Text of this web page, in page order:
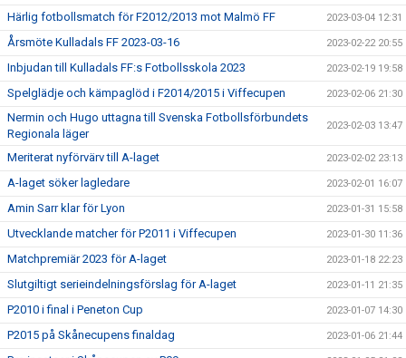
Härlig fotbollsmatch för F2012/2013 mot Malmö FF 2023-03-04 12:31
Årsmöte Kulladals FF 2023-03-16 2023-02-22 20:55
Inbjudan till Kulladals FF:s Fotbollsskola 2023 2023-02-19 19:58
Spelglädje och kämpaglöd i F2014/2015 i Viffecupen 2023-02-06 21:30
Nermin och Hugo uttagna till Svenska Fotbollsförbundets
Regionala läger
2023-02-03 13:47
Meriterat nyförvärv till A-laget 2023-02-02 23:13
A-laget söker lagledare 2023-02-01 16:07
Amin Sarr klar för Lyon 2023-01-31 15:58
Utvecklande matcher för P2011 i Viffecupen 2023-01-30 11:36
Matchpremiär 2023 för A-laget 2023-01-18 22:23
Slutgiltigt serieindelningsförslag för A-laget 2023-01-11 21:35
P2010 i final i Peneton Cup 2023-01-07 14:30
P2015 på Skånecupens finaldag 2023-01-06 21:44